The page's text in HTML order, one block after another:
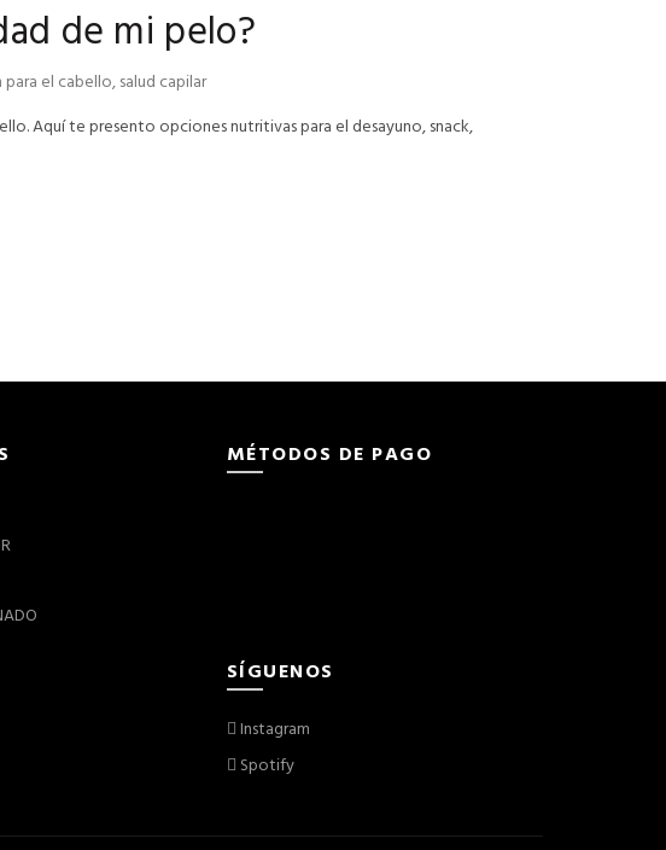
de mi pelo?
el cabello,salud capilar
Aquí te presento opciones nutritivas para el desayuno, snack,
MÉTODOS DE PAGO
SÍGUENOS
Instagram
Spotify